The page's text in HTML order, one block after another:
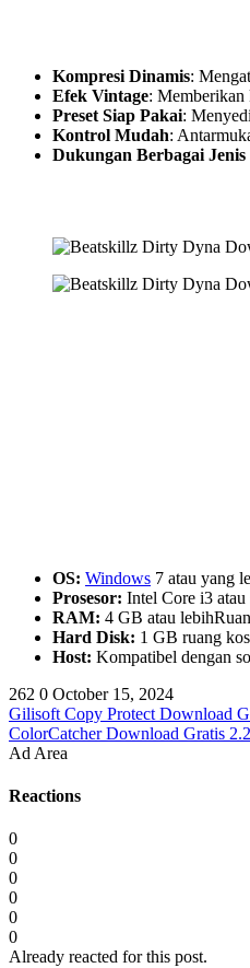
Kompresi Dinamis:
Efek Vintage: Memberikan
Preset Siap Pakai:
Kontrol Mudah:
Dukungan Berbagai Jenis
OS: Windows 7 atau yang
Prosesor: Intel Core i3 atau
RAM: 4 GB atau
Hard Disk: 1 GB ruang
Host: Kompatibel dengan
262 0 October 15, 2024
Gilisoft Copy Protect Download
ColorCatcher Download Gratis 2.2
Ad Area
Reactions
0
0
0
0
0
0
Already reacted for this post.